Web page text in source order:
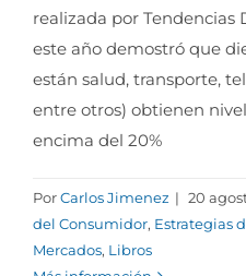
realizada por Tendencias
este año demostró que
están salud, transporte,
entre otros) obtienen
encima del 20%
PorCarlos Jimenez | 20
del Consumidor, Estrategias
Mercados, Libros